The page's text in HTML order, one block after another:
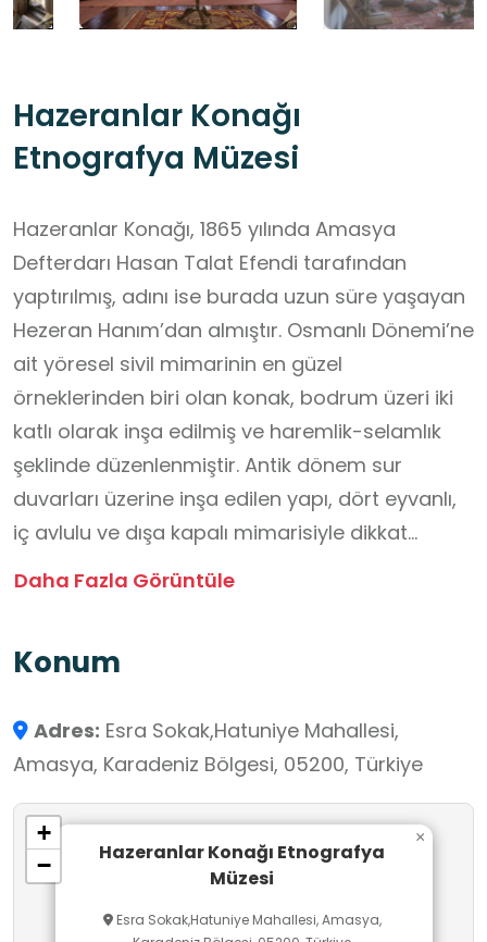
Hazeranlar Konağı
Etnografya Müzesi
Hazeranlar Konağı, 1865 yılında Amasya
Defterdarı Hasan Talat Efendi tarafından
yaptırılmış, adını ise burada uzun süre yaşayan
Hezeran Hanım’dan almıştır. Osmanlı Dönemi’ne
ait yöresel sivil mimarinin en güzel
örneklerinden biri olan konak, bodrum üzeri iki
katlı olarak inşa edilmiş ve haremlik-selamlık
şeklinde düzenlenmiştir. Antik dönem sur
duvarları üzerine inşa edilen yapı, dört eyvanlı,
iç avlulu ve dışa kapalı mimarisiyle dikkat
çekmektedir. 1976 yılında başlayan restorasyon
Bugün konakta 19. yüzyıl yaşantısını yansıtan
işlemeler sergilenmekte; bodrum katı ise güzel
sanatlar galerisi olarak kullanılmaktadır.
Öğrenciler bu konağı ziyaret ederek Osmanlı
dönemindeki günlük yaşamı, kıyafetleri ve
geleneksel ev eşyalarını yakından görebilir,
Daha Fazla Görüntüle
Konum
Adres: Esra Sokak,Hatuniye Mahallesi,
Amasya, Karadeniz Bölgesi, 05200, Türkiye
Hazeranlar Konağı Etnografya
Müzesi
Esra Sokak,Hatuniye Mahallesi, Amasya,
×
+
−